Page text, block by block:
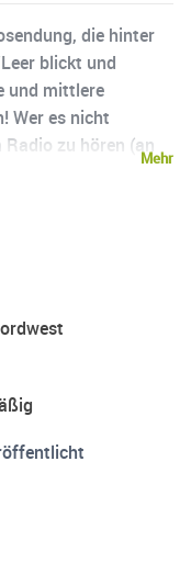
die hinter
blickt und
und mittlere
Wer es nicht
zu hören (an
für euch zu
– und wie immer
und natürlich
nw.de !
Mehr